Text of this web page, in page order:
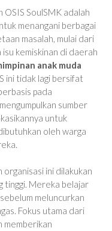
SoulSMK adalah
menangani berbagai
masalah, mulai dari
kemiskinan di daerah
anak muda
ini tidak lagi bersifat
pada
sumber
untuk
oleh warga
organisasi ini dilakukan
tinggi. Mereka belajar
meluncurkan
Fokus utama dari
memberikan